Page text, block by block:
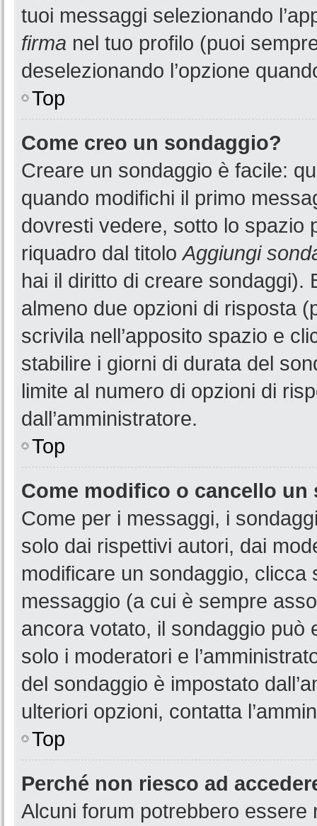
tuoi messaggi selezionando
firma nel tuo profilo (puoi
deselezionando l’opzione
Top
Come creo un sondaggio?
Creare un sondaggio è facile:
quando modifichi il primo
dovresti vedere, sotto lo spazio
riquadro dal titoloAggiungi
hai il diritto di creare sondaggi).
almeno due opzioni di risposta
scrivila nell’apposito spazio e
stabilire i giorni di durata del
limite al numero di opzioni di
dall’amministratore.
Top
Come modifico o cancello un
Come per i messaggi, i
solo dai rispettivi autori, dai
modificare un sondaggio,
messaggio (a cui è sempre
ancora votato, il sondaggio può
solo i moderatori e
del sondaggio è impostato
ulteriori opzioni, contatta
Top
Perché non riesco ad
Alcuni forum potrebbero